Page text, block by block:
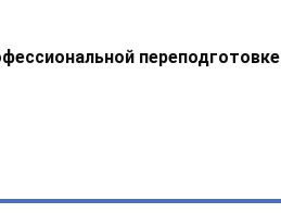
переподготовке